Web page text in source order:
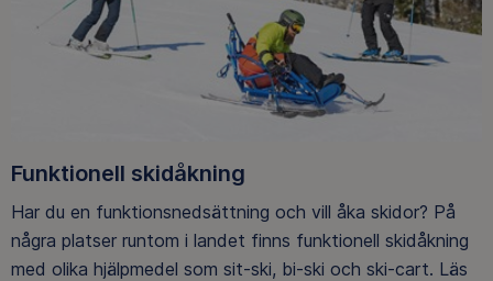
Funktionell skidåkning
Har du en funktionsnedsättning och vill åka skidor? På
några platser runtom i landet finns funktionell skidåkning
med olika hjälpmedel som sit-ski, bi-ski och ski-cart. Läs